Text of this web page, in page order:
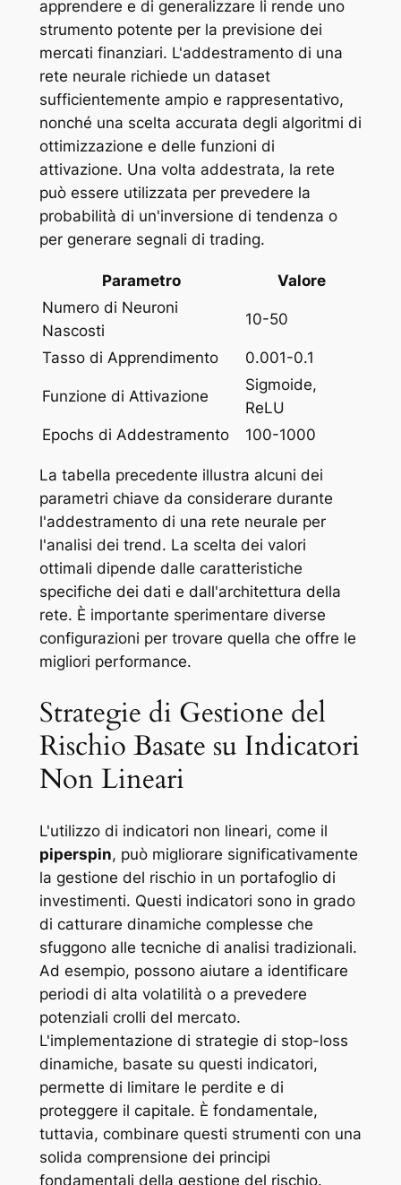
apprendere e di generalizzare li rende uno
strumento potente per la previsione dei
mercati finanziari. L'addestramento di una
rete neurale richiede un dataset
sufficientemente ampio e rappresentativo,
nonché una scelta accurata degli algoritmi di
ottimizzazione e delle funzioni di
attivazione. Una volta addestrata, la rete
può essere utilizzata per prevedere la
probabilità di un'inversione di tendenza o
per generare segnali di trading.
Parametro
Valore
Numero di Neuroni
Nascosti
10-50
Tasso di Apprendimento 0.001-0.1
Funzione di Attivazione
Sigmoide,
ReLU
Epochs di Addestramento
100-1000
La tabella precedente illustra alcuni dei
parametri chiave da considerare durante
l'addestramento di una rete neurale per
l'analisi dei trend. La scelta dei valori
ottimali dipende dalle caratteristiche
specifiche dei dati e dall'architettura della
rete. È importante sperimentare diverse
configurazioni per trovare quella che offre le
migliori performance.
Strategie di Gestione del
Rischio Basate su Indicatori
Non Lineari
L'utilizzo di indicatori non lineari, come il
piperspin, può migliorare significativamente
la gestione del rischio in un portafoglio di
investimenti. Questi indicatori sono in grado
di catturare dinamiche complesse che
sfuggono alle tecniche di analisi tradizionali.
Ad esempio, possono aiutare a identificare
periodi di alta volatilità o a prevedere
potenziali crolli del mercato.
L'implementazione di strategie di stop-loss
dinamiche, basate su questi indicatori,
permette di limitare le perdite e di
proteggere il capitale. È fondamentale,
tuttavia, combinare questi strumenti con una
solida comprensione dei principi
fondamentali della gestione del rischio.